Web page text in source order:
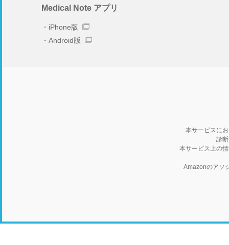
Medical Note アプリ
iPhone版
Android版
本サービスに
診
本サービス上の
Amazonのアソ